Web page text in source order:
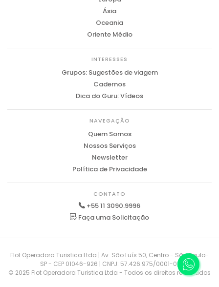
Ásia
Oceania
Oriente Médio
INTERESSES
Grupos: Sugestões de viagem
Cadernos
Dica do Guru: Vídeos
NAVEGAÇÃO
Quem Somos
Nossos Serviços
Newsletter
Política de Privacidade
CONTATO
+55 11 3090.9996
Faça uma Solicitação
Flot Operadora Turistica Ltda | Av. São Luís 50, Centro - São Paulo-
SP - CEP 01046-926 | CNPJ: 57.426.975/0001-01
© 2025 Flot Operadora Turistica Ltda - Todos os direitos reservados